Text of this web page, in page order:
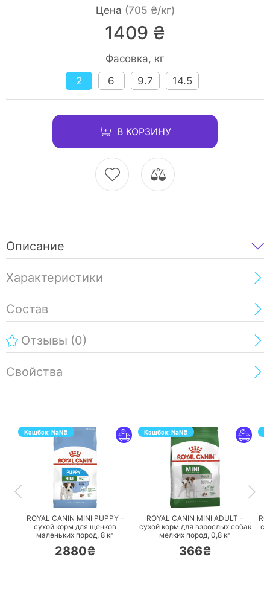
Цена (705 ₴/кг)
1409 ₴
Фасовка, кг
2
6 9.7 14.5
В КОРЗИНУ
Описание
Характеристики
Состав
Отзывы (0)
Свойства
Кэшбэк:NaN₴
ПЕРЕЙТИ
ROYAL CANIN MINI PUPPY –
сухой корм для щенков
маленьких пород, 8 кг
2880₴
Кэшбэк:NaN₴
ПЕРЕЙТИ
ROYAL CANIN MINI ADULT –
сухой корм для взрослых собак
мелких пород, 0,8 кг
366₴